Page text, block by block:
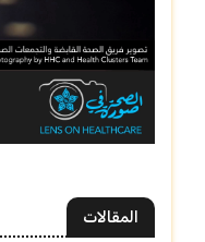
المقالات